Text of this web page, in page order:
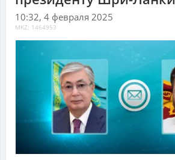
10:32, 4 февраля 2025
MKZ: 1464953